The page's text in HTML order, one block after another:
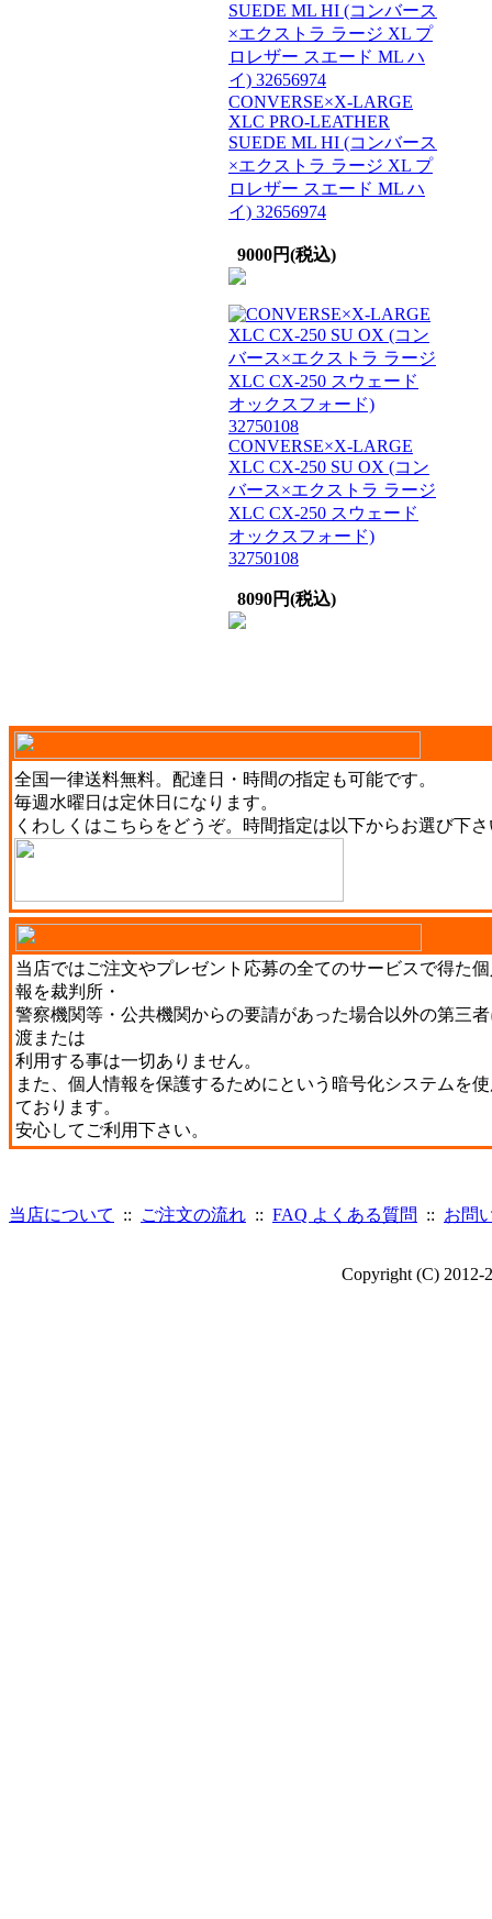
CONVERSE×X-LARGE
XLC PRO-LEATHER
SUEDE ML HI (コンバース
×エクストラ ラージ XL プ
ロレザー スエード ML ハ
イ) 32656974
9000円(税込)
CONVERSE×X-LARGE
XLC CX-250 SU OX (コン
バース×エクストラ ラージ
XLC CX-250 スウェード
オックスフォード)
32750108
8090円(税込)
全国一律送料無料。配達日・時間の指定も可能です。
毎週水曜日は定休日になります。
くわしくはこちら をどうぞ。時間指定は以下からお選び下
当店ではご注文やプレゼント応募の全てのサービスで得た
報を裁判所・
警察機関等・公共機関からの要請があった場合以外の第三
渡または
利用する事は一切ありません。
また、個人情報を保護するためにという暗号化システムを
ております。
安心してご利用下さい。
当店について :: ご注文の流れ :: FAQ よくある質問 :: お問
Copyright (C) 2012-